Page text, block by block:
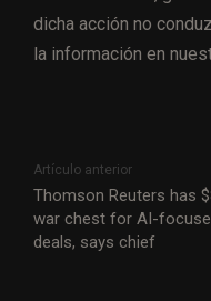
dicha acción no
la información en
Artículo anterior
Thomson Reuters has
war chest for AI-
deals, says chief